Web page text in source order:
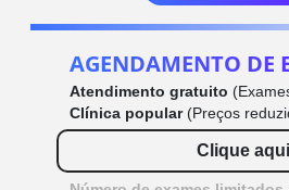
AGENDAMENTO DE
Atendimento gratuito
Clínica popular(Preços
Clique aqui